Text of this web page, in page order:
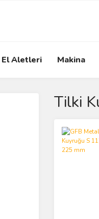
El Aletleri Makina
Tilki